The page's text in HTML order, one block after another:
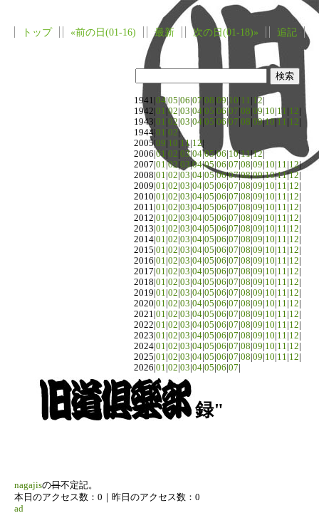
トップ «前の日(01-16) 最新 次の日(01-18)» 追記
1941| 04 05 06 07 08 09 10 11 12
1942| 01 02 03 04 05 06 |07 08 09 10 11 12
1943| 01 02 03 04 05 06 |07 08 09|10 11 12
1944| 01 02 |
2005|09 10 11 12
2006| 01 02 03|04|05|06 10|11|12
2007| 01|02 03|04|05 06 07 08 09 10 11 12|
2008| 01 02 03 04 05|06|07|08|09|10|11|12
2009| 01 02 03 04 05 06 07 08 09 10 11 12
2010| 01 02 03 04 05 06 07 08 09 10 11 12
2011| 01 02 03 04 05 06 07 08 09 10 11 12
2012| 01 02 03 04 05 06 07 08 09 10 11 12
2013| 01 02 03 04 05 06 07 08 09 10 11 12
2014| 01 02 03 04 05 06 07 08 09 10 11 12
2015| 01 02 03 04 05 06 07 08 09 10 11 12
2016| 01 02 03 04 05 06 07 08 09 10 11 12
2017| 01 02 03 04 05 06 07 08 09 10 11 12
2018| 01 02 03 04 05 06 07 08 09 10 11 12
2019| 01 02 03 04 05 06 07 08 09 10 11 12
2020| 01 02 03 04 05 06 07 08 09 10 11 12
2021| 01 02 03 04 05 06 07 08 09 10 11 12
2022| 01 02 03 04 05 06 07 08 09 10 11 12
2023| 01 02 03 04 05 06 07 08 09 10 11 12
2024| 01 02 03 04 05 06 07 08 09 10 11 12
2025| 01 02 03 04 05 06 07 08 09 10 11 12
2026| 01 02 03 04 05 06 07
録"
nagajisの日不定記。
本日のアクセス数：0｜昨日のアクセス数：0
ad